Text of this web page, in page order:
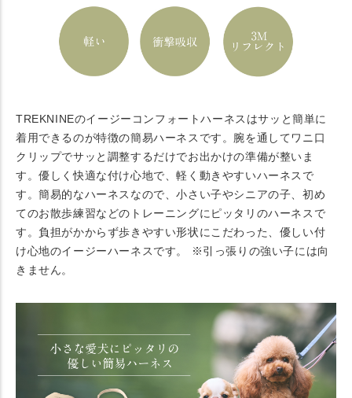
TREKNINEのイージーコンフォートハーネスはサッと簡単に
着用できるのが特徴の簡易ハーネスです。腕を通してワニ口
クリップでサッと調整するだけでお出かけの準備が整いま
す。優しく快適な付け心地で、軽く動きやすいハーネスで
す。簡易的なハーネスなので、小さい子やシニアの子、初め
てのお散歩練習などのトレーニングにピッタリのハーネスで
す。負担がかからず歩きやすい形状にこだわった、優しい付
け心地のイージーハーネスです。 ※引っ張りの強い子には向
きません。